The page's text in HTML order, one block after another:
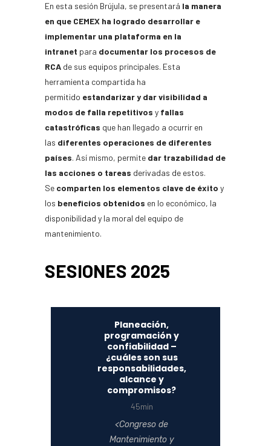
En esta sesión Brújula, se presentará la manera
en que CEMEX ha logrado desarrollar e
implementar una plataforma en la
intranet para documentar los procesos de
RCA de sus equipos principales. Esta
herramienta compartida ha
permitido estandarizar y dar visibilidad a
modos de falla repetitivos y fallas
catastróficas que han llegado a ocurrir en
las diferentes operaciones de diferentes
países. Así mismo, permite dar trazabilidad de
las acciones o tareas derivadas de estos.
Se comparten los elementos clave de éxito y
los beneficios obtenidos en lo económico, la
disponibilidad y la moral del equipo de
mantenimiento.
SESIONES 2025
Planeación,
programación y
confiabilidad –
¿cuáles son sus
responsabilidades,
alcance y
compromisos?
45min
Congreso de
Mantenimiento y